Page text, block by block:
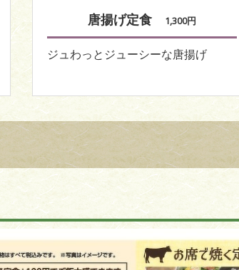
唐揚げ定食 1,300円
ジュわっとジューシーな唐揚げ